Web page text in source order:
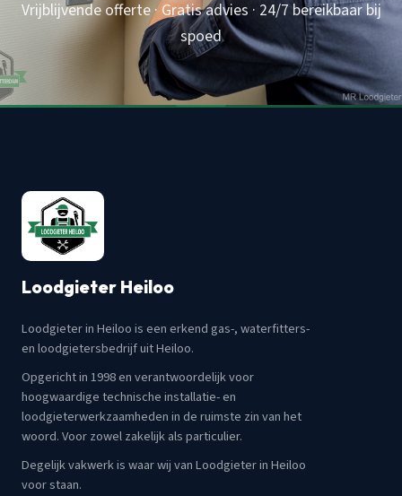
Vrijblijvende offerte · Gratis advies · 24/7 bereikbaar bij
spoed
Loodgieter Heiloo
Loodgieter in Heiloo is een erkend gas-, waterfitters-
en loodgietersbedrijf uit Heiloo.
Opgericht in 1998 en verantwoordelijk voor
hoogwaardige technische installatie- en
loodgieterwerkzaamheden in de ruimste zin van het
woord. Voor zowel zakelijk als particulier.
Degelijk vakwerk is waar wij van Loodgieter in Heiloo
voor staan.